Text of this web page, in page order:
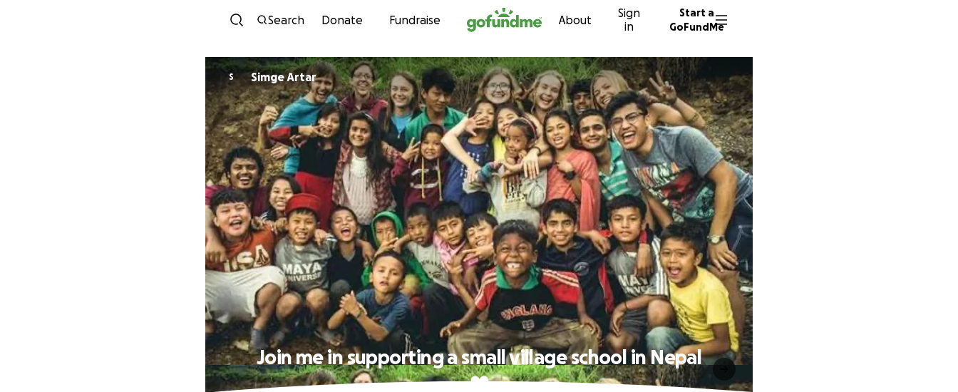
Skip to content
Search Donate Fundraise About
Sign
in
Start a
GoFundMe
S Simge Artar
Join me in supporting a small village school in Nepal
❤️